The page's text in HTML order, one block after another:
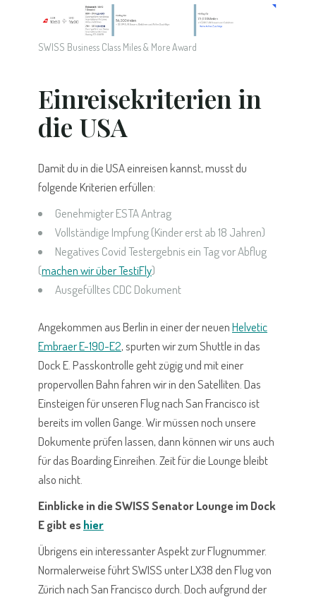
SWISS Business Class Miles & More Award
Einreisekriterien in
die USA
Damit du in die USA einreisen kannst, musst du
folgende Kriterien erfüllen:
Genehmigter ESTA Antrag
Vollständige Impfung (Kinder erst ab 18 Jahren)
Negatives Covid Testergebnis ein Tag vor Abflug
(machen wir über TestiFly)
Ausgefülltes CDC Dokument
Angekommen aus Berlin in einer der neuenHelvetic
Embraer E-190-E2, spurten wir zum Shuttle in das
Dock E. Passkontrolle geht zügig und mit einer
propervollen Bahn fahren wir in den Satelliten. Das
Einsteigen für unseren Flug nach San Francisco ist
bereits im vollen Gange. Wir müssen noch unsere
Dokumente prüfen lassen, dann können wir uns auch
für das Boarding Einreihen. Zeit für die Lounge bleibt
also nicht.
Einblicke in die SWISS Senator Lounge im Dock
E gibt eshier
Übrigens ein interessanter Aspekt zur Flugnummer.
Normalerweise führt SWISS unter LX38 den Flug von
Zürich nach San Francisco durch. Doch aufgrund der